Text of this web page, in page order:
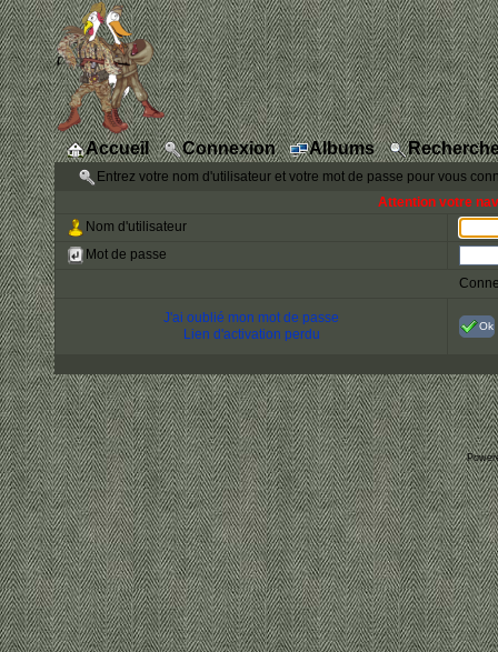
Accueil Connexion Albums
Entrez votre nom d'utilisateur et votre mot de passe pour vous
Attention votre
Nom d'utilisateur
Mot de passe
J'ai oublié mon mot de passe
Lien d'activation perdu
Ok